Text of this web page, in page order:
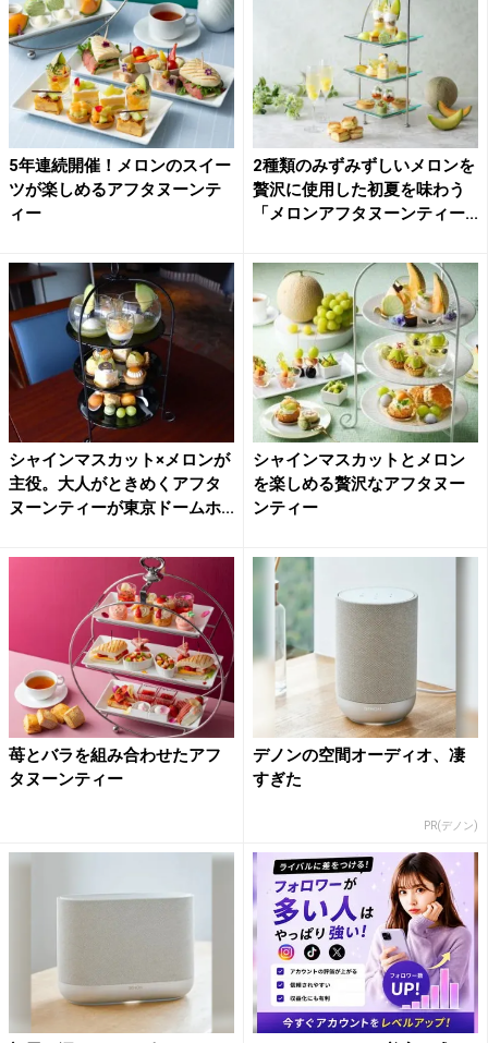
5年連続開催！メロンのスイー
ツが楽しめるアフタヌーンテ
ィー
2種類のみずみずしいメロンを
贅沢に使用した初夏を味わう
「メロンアフタヌーンティー...
シャインマスカット×メロンが
主役。大人がときめくアフタ
ヌーンティーが東京ドームホ...
シャインマスカットとメロン
を楽しめる贅沢なアフタヌー
ンティー
苺とバラを組み合わせたアフ
タヌーンティー
デノンの空間オーディオ、凄
すぎた
PR(デノン)